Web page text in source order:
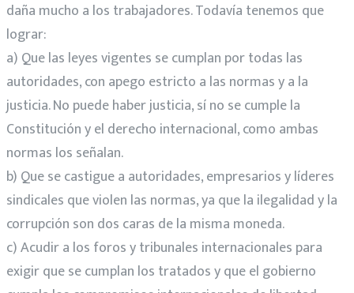
daña mucho a los trabajadores. Todavía tenemos que
lograr:
a) Que las leyes vigentes se cumplan por todas las
autoridades, con apego estricto a las normas y a la
justicia. No puede haber justicia, sí no se cumple la
Constitución y el derecho internacional, como ambas
normas los señalan.
b) Que se castigue a autoridades, empresarios y líderes
sindicales que violen las normas, ya que la ilegalidad y la
corrupción son dos caras de la misma moneda.
c) Acudir a los foros y tribunales internacionales para
exigir que se cumplan los tratados y que el gobierno